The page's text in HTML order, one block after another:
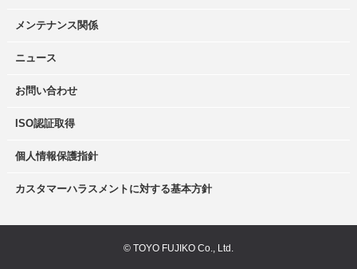
メンテナンス関係
ニュース
お問い合わせ
ISO認証取得
個人情報保護指針
カスタマーハラスメントに対する基本方針
© TOYO FUJIKO Co., Ltd.